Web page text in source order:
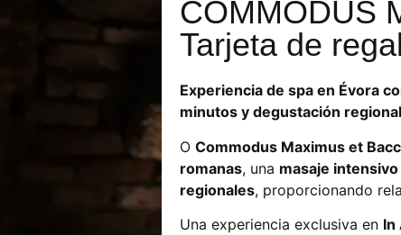
COMMODUS
Tarjeta de
Experiencia de spa en Évora
minutos y degustación
O Commodus Maximus et
romanas, una masaje
regionales, proporcionando
Una experiencia exclusiva en In